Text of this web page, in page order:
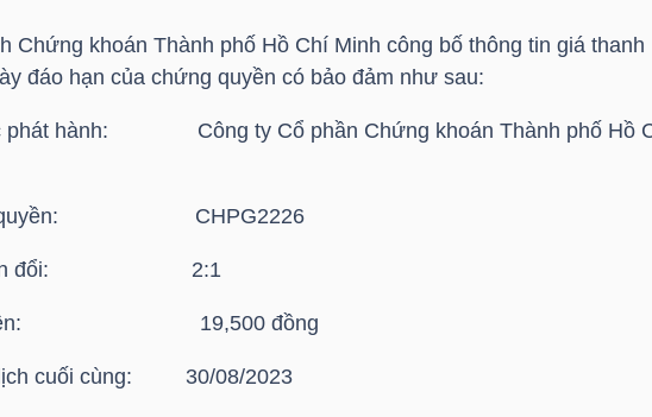
Chứng khoán Thành phố Hồ Chí Minh công bố thông tin giá thanh
đáo hạn của chứng quyền có bảo đảm như sau:
phát hành: Công ty Cổ phần Chứng khoán Thành phố Hồ
quyền: CHPG2226
đổi: 2:1
hiện: 19,500 đồng
cuối cùng: 30/08/2023